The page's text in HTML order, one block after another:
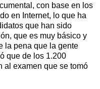
con base en los
en Internet, lo que ha
que han sido
que es muy básico y
la pena que la gente
que de los 1.200
al examen que se tomó